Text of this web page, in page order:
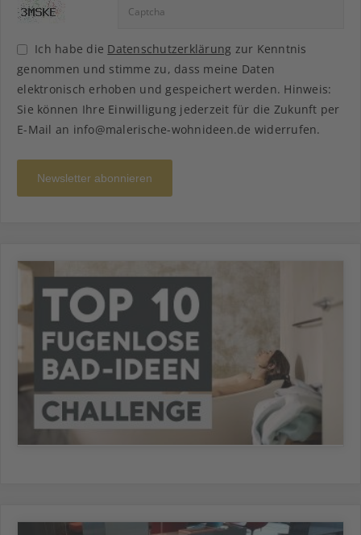
Ich habe die Datenschutzerklärung zur Kenntnis
genommen und stimme zu, dass meine Daten
elektronisch erhoben und gespeichert werden. Hinweis:
Sie können Ihre Einwilligung jederzeit für die Zukunft per
E-Mail an info@malerische-wohnideen.de widerrufen.